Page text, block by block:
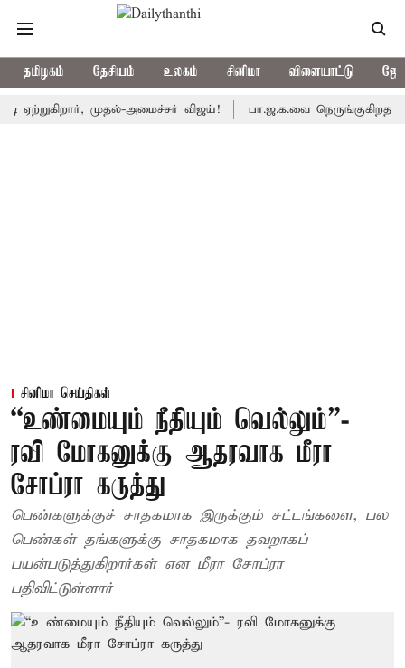
தமிழகம் தேசியம் உலகம் சினிமா விளையாட்டு
முதல்-அமைச்சர் விஜய்! பா.ஜ.க.வை நெருங்குகிறதா
சினிமா செய்திகள்
“உண்மையும் நீதியும் வெல்லும்”-
ரவி மோகனுக்கு ஆதரவாக மீரா
சோப்ரா கருத்து
பெண்களுக்குச் சாதகமாக இருக்கும் சட்டங்களை, பல
பெண்கள் தங்களுக்கு சாதகமாக தவறாகப்
பயன்படுத்துகிறார்கள் என மீரா சோப்ரா
பதிவிட்டுள்ளார்